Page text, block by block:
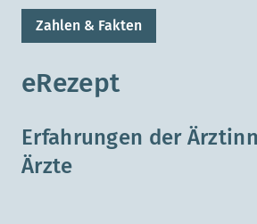
Zahlen & Fakten
eRezept
Erfahrungen der
Ärzte